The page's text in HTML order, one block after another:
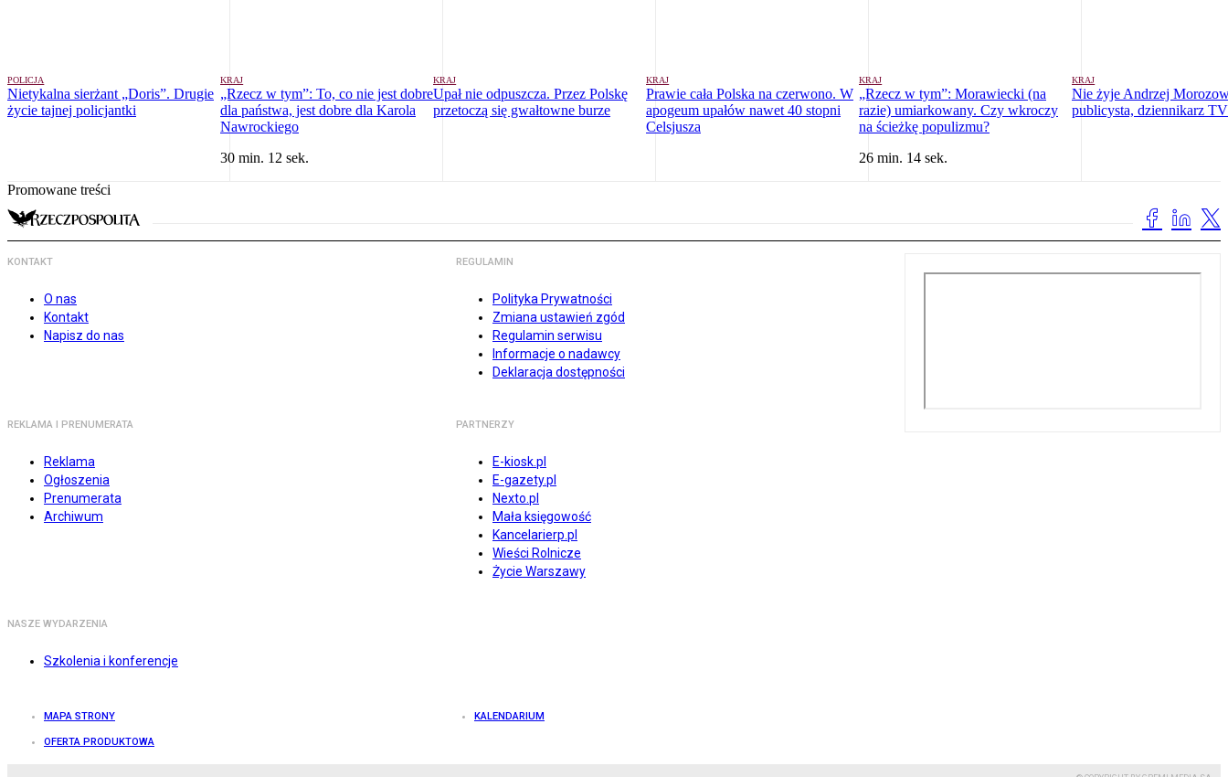
POLICJA
Nietykalna sierżant „Doris”. Drugie
życie tajnej policjantki
KRAJ
„Rzecz w tym”: To, co nie jest dobre
dla państwa, jest dobre dla Karola
Nawrockiego
30 min. 12 sek.
KRAJ
Upał nie odpuszcza. Przez Polskę
przetoczą się gwałtowne burze
KRAJ
Prawie cała Polska na czerwono. W
apogeum upałów nawet 40 stopni
Celsjusza
KRAJ
„Rzecz w tym”: Morawiecki (na
razie) umiarkowany. Czy wkroczy
na ścieżkę populizmu?
26 min. 14 sek.
KRAJ
Nie żyje Andrzej
publicysta, dziennikarz
Promowane treści
KONTAKT
O nas
Kontakt
Napisz do nas
REGULAMIN
Polityka Prywatności
Zmiana ustawień zgód
Regulamin serwisu
Informacje o nadawcy
Deklaracja dostępności
REKLAMA I PRENUMERATA
Reklama
Ogłoszenia
Prenumerata
Archiwum
PARTNERZY
E-kiosk.pl
E-gazety.pl
Nexto.pl
Mała księgowość
Kancelarierp.pl
Wieści Rolnicze
Życie Warszawy
NASZE WYDARZENIA
Szkolenia i konferencje
MAPA STRONY KALENDARIUM
OFERTA PRODUKTOWA